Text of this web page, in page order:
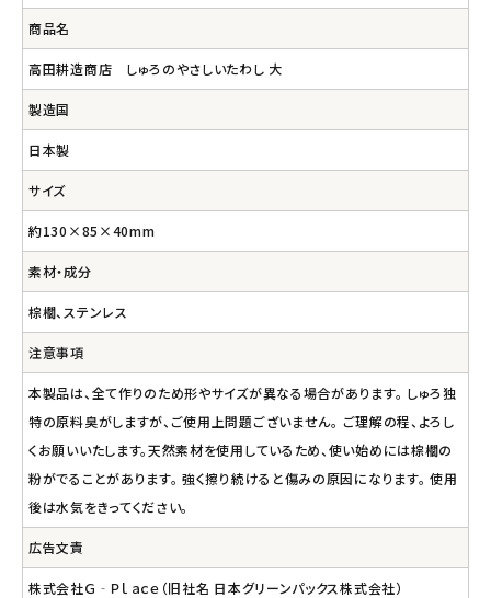
商品名
高田耕造商店 しゅろのやさしいたわし 大
製造国
日本製
サイズ
約130×85×40mm
素材・成分
棕櫚、ステンレス
注意事項
本製品は、全て作りのため形やサイズが異なる場合があります。 しゅろ独
特の原料臭がしますが、ご使用上問題ございません。 ご理解の程、よろし
くお願いいたします。天然素材を使用しているため、使い始めには棕櫚の
粉がでることがあります。 強く擦り続けると傷みの原因になります。 使用
後は水気をきってください。
広告文責
株式会社Ｇ‐Ｐｌａｃｅ（旧社名 日本グリーンパックス株式会社）